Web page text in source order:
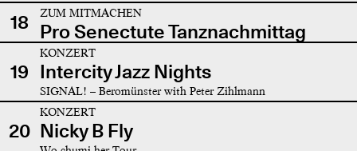
18 ZUM MITMACHEN
Pro Senectute Tanznachmittag
19
KONZERT
Intercity Jazz Nights
SIGNAL! – Beromünster with Peter Zihlmann
20
KONZERT
Nicky B Fly